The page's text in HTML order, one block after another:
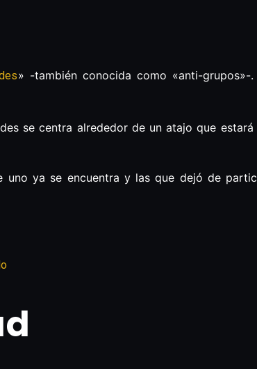
» -también conocida como «anti-grupos»-
se centra alrededor de un atajo que
uno ya se encuentra y las que dejó de